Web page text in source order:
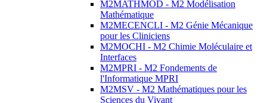
M2MATHMOD - M2 Modélisation
Mathématique
M2MECENCLI - M2 Génie Mécanique
pour les Cliniciens
M2MOCHI - M2 Chimie Moléculaire et
Interfaces
M2MPRI - M2 Fondements de
l'Informatique MPRI
M2MSV - M2 Mathématiques pour les
Sciences du Vivant